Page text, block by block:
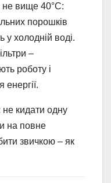
не вище 40°C:
порошків
у холодній воді.
–
роботу і
не кидати одну
на повне
звичкою – як